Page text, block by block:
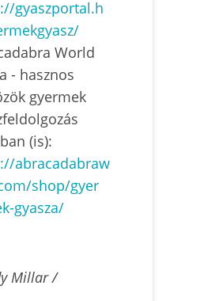
gyaszportal.h
World
- hasznos
gyermek
(is):
abracadabraw
shop/gyer
gyasza/
Millar /